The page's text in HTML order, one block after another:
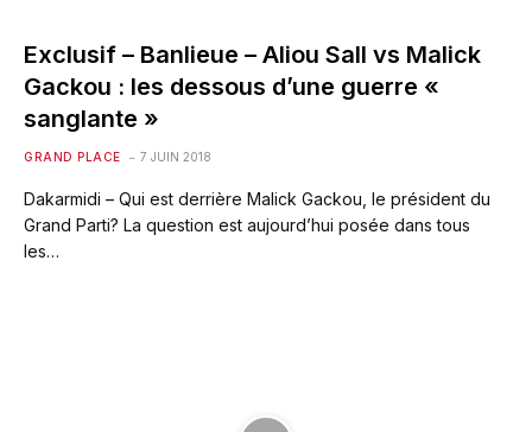
Exclusif – Banlieue – Aliou Sall vs Malick
Gackou : les dessous d’une guerre «
sanglante »
GRAND PLACE 7 JUIN 2018
Dakarmidi – Qui est derrière Malick Gackou, le président du
Grand Parti? La question est aujourd’hui posée dans tous
les…